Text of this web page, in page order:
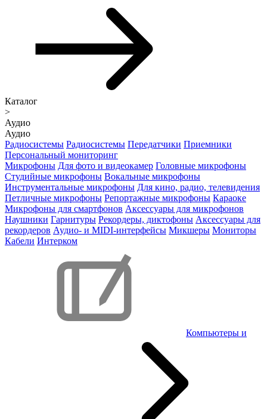
Каталог
>
Аудио
Аудио
Радиосистемы Радиосистемы Передатчики Приемники
Персональный мониторинг
Микрофоны Для фото и видеокамер Головные микрофоны
Студийные микрофоны Вокальные микрофоны
Инструментальные микрофоны Для кино, радио, телевидения
Петличные микрофоны Репортажные микрофоны Караоке
Микрофоны для смартфонов Аксессуары для микрофонов
Наушники Гарнитуры Рекордеры, диктофоны Аксессуары для
рекордеров Аудио- и MIDI-интерфейсы Микшеры Мониторы
Кабели Интерком
Компьютеры и